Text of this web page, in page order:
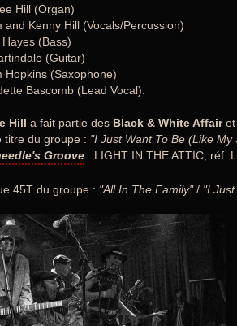
Hill (Organ)
and Kenny Hill (Vocals/Percussion)
(Bass)
(Guitar)
Hopkins (Saxophone)
Bascomb (Lead Vocal).
Hill a fait partie des Black & White Affairet
titre du groupe : "I Just Want To Be (Like My
Groove : LIGHT IN THE ATTIC, réf.
45T du groupe : "All In The Family"/ "I